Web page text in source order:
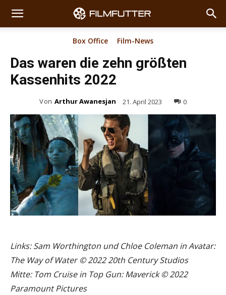
Box Office Film-News
Das waren die zehn größten
Kassenhits 2022
Von Arthur Awanesjan 21. April 2023 0
Links: Sam Worthington und Chloe Coleman in Avatar:
The Way of Water © 2022 20th Century Studios
Mitte: Tom Cruise in Top Gun: Maverick © 2022
Paramount Pictures